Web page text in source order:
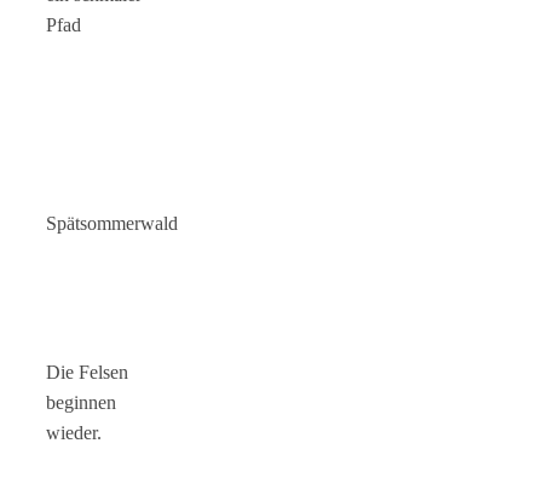
Pfad
Spätsommerwald
Die Felsen
beginnen
wieder.